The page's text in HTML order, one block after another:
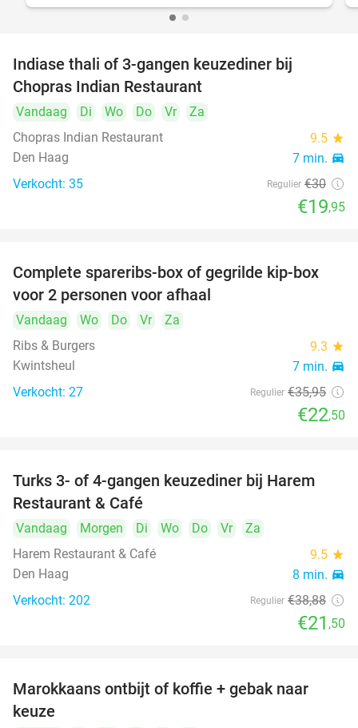
food
Indiase thali of 3-gangen keuzediner bij
Chopras Indian Restaurant
Vandaag Di Wo Do Vr
Za
Chopras Indian Restaurant
9.5 star
Den Haag 7 min. directions_car
Verkocht: 35 Regulier €30
€19,95
37%
Complete spareribs-box of gegrilde kip-box
voor 2 personen voor afhaal
Vandaag Wo Do Vr
Za
Ribs & Burgers
9.3 star
Kwintsheul 7 min. directions_car
Verkocht: 27 Regulier €35,95
€22,50
45%
Turks 3- of 4-gangen keuzediner bij Harem
Restaurant & Café
Vandaag Morgen Di Wo Do Vr
Za
Harem Restaurant & Café
9.5 star
Den Haag 8 min. directions_car
Verkocht: 202 Regulier €38,88
€21 ,50
Marokkaans ontbijt of koffie + gebak naar
keuze